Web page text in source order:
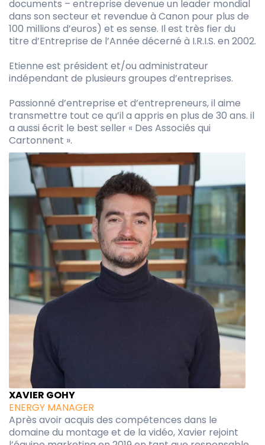
documents – entreprise devenue un leader mondial
dans son secteur et revendue à Canon pour plus de
100 millions d’euros) et es sense. Il est très fier du
titre d’Entreprise de l’Année décerné à I.R.I.S. en 2002.
Etienne est président et/ou administrateur
indépendant de plusieurs groupes d’entreprises.
Passionné d’entreprise et d’entrepreneurs, il aime
transmettre tout ce qu’il a appris en plus de 30 ans. il
a aussi écrit le best seller « Des Associés qui
Cartonnent ».
XAVIER GOHY
ENERGY MANAGER
Après avoir acquis des compétences dans le
domaine du montage et de la vidéo, Xavier rejoint